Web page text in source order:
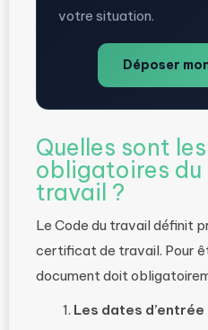
votre situation.
Déposer
Quelles sont
obligatoires
travail ?
Le Code du travail définit
certificat de travail. Pour
document doit
Les dates